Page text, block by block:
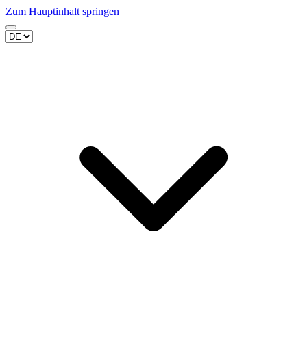
Zum Hauptinhalt springen